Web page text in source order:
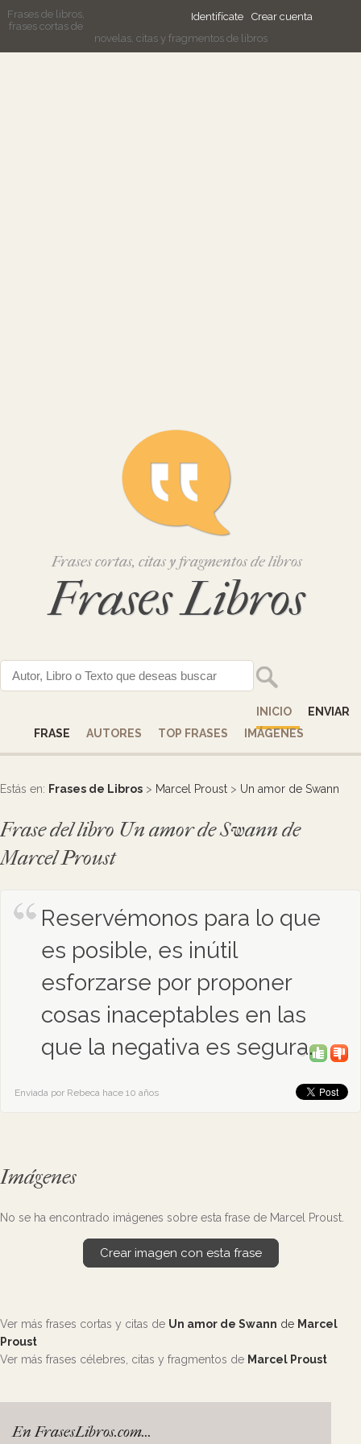
Identifícate Crear cuenta
Frases de libros,
frases cortas de
novelas, citas y fragmentos de libros
Frases cortas, citas y fragmentos de libros
Frases Libros
INICIO
ENVIAR
FRASE
AUTORES TOP FRASES IMÁGENES
Estás en: Frases de Libros > Marcel Proust > Un amor de Swann
Frase del libro Un amor de Swann de
Marcel Proust
Reservémonos para lo que
es posible, es inútil
esforzarse por proponer
cosas inaceptables en las
que la negativa es segura.
0
Enviada por Rebeca hace 10 años
Imágenes
No se ha encontrado imágenes sobre esta frase de Marcel Proust.
Crear imagen con esta frase
Ver más frases cortas y citas de Un amor de Swann de Marcel
Proust
Ver más frases célebres, citas y fragmentos de Marcel Proust
En FrasesLibros.com...